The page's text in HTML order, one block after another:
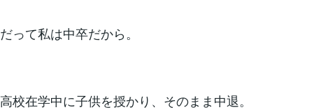
だって私は中卒だから。
高校在学中に子供を授かり、そのまま中退。